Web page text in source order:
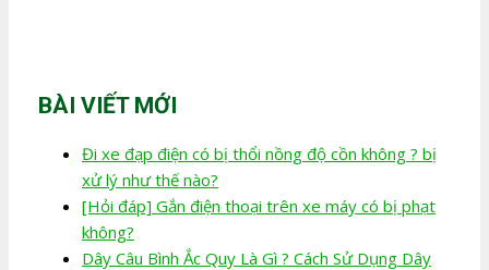
BÀI VIẾT MỚI
Đi xe đạp điện có bị thổi nồng độ cồn không ? bị
xử lý như thế nào?
[Hỏi đáp] Gắn điện thoại trên xe máy có bị phạt
không?
Dây Câu Bình Ắc Quy Là Gì ? Cách Sử Dụng Dây